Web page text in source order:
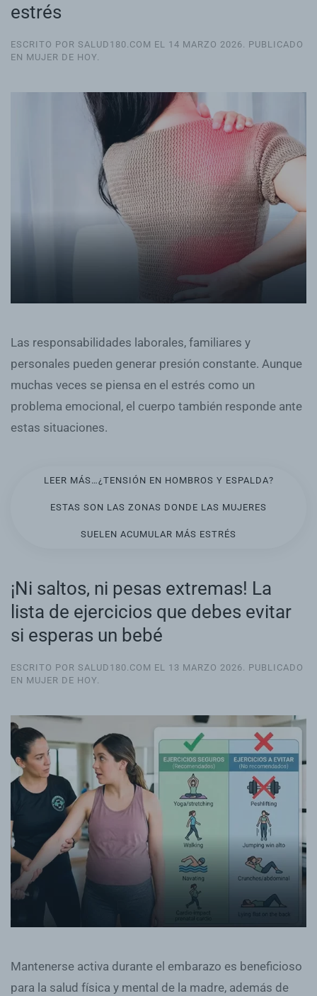
estrés
ESCRITO POR SALUD180.COM EL 14 MARZO 2026 . PUBLICADO
EN MUJER DE HOY
Las responsabilidades laborales, familiares y
personales pueden generar presión constante. Aunque
muchas veces se piensa en el estrés como un
problema emocional, el cuerpo también responde ante
estas situaciones.
LEER MÁS…¿TENSIÓN EN HOMBROS Y ESPALDA?
ESTAS SON LAS ZONAS DONDE LAS MUJERES
SUELEN ACUMULAR MÁS ESTRÉS
¡Ni saltos, ni pesas extremas! La
lista de ejercicios que debes evitar
si esperas un bebé
ESCRITO POR SALUD180.COM EL 13 MARZO 2026. PUBLICADO
EN MUJER DE HOY.
Mantenerse activa durante el embarazo es beneficioso
para la salud física y mental de la madre, además de